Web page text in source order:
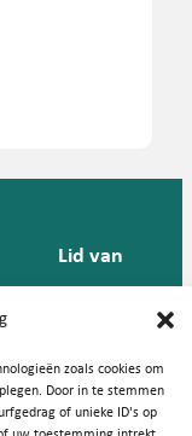
zoals cookies om
Door in te stemmen
of unieke ID's op
Lid van